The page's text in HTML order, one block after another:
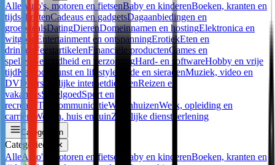
Alle Auto's, motoren en fietsenBaby en kinderenBoeken, kranten en
tijdschriftenCadeaus en gadgetsDagaanbiedingen en
groepdealsDatingDierenDomeinnamen en hostingElektronica en
witgoed Entertainment en ontspanningErotiekEten en
drinken
FeestartikelenFinanciële productenGames en
spellen
Gezondheid en verzorgingHard- en softwareHobby en vrije
tijdKantoor Kunst en lifestyle Mode en sieradenMuziek, video en
DVD Persoonlijke internetdienstenReizen en
vakantiesSpeelgoedSport en
recreatieTelecommunicatieWarenhuizenWerk, opleiding en
carrière
Wonen, huis en tuinZakelijke dienstverlening
Categorieën
Categorieën ✕
AlleAuto's, motoren en fietsen Baby en kinderenBoeken, kranten en